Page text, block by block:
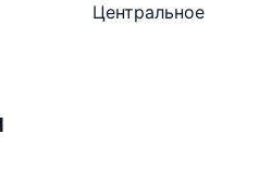
Центральное